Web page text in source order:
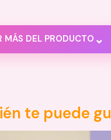
MÁS DEL PRODUCTO ⌄
5 × 5 × 23 cm
te puede